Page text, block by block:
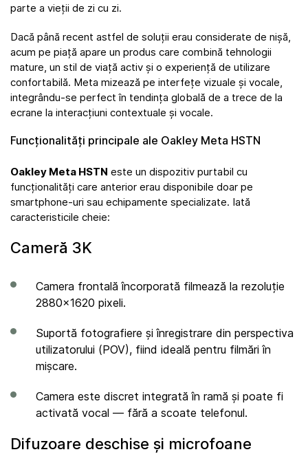
parte a vieții de zi cu zi.
Dacă până recent astfel de soluții erau considerate de nișă,
acum pe piață apare un produs care combină tehnologii
mature, un stil de viață activ și o experiență de utilizare
confortabilă. Meta mizează pe interfețe vizuale și vocale,
integrându-se perfect în tendința globală de a trece de la
ecrane la interacțiuni contextuale și vocale.
Funcționalități principale ale Oakley Meta HSTN
Oakley Meta HSTN este un dispozitiv purtabil cu
funcționalități care anterior erau disponibile doar pe
smartphone-uri sau echipamente specializate. Iată
caracteristicile cheie:
Cameră 3K
Camera frontală încorporată filmează la rezoluție
2880×1620 pixeli.
Suportă fotografiere și înregistrare din perspectiva
utilizatorului (POV), fiind ideală pentru filmări în
mișcare.
Camera este discret integrată în ramă și poate fi
activată vocal — fără a scoate telefonul.
Difuzoare deschise și microfoane